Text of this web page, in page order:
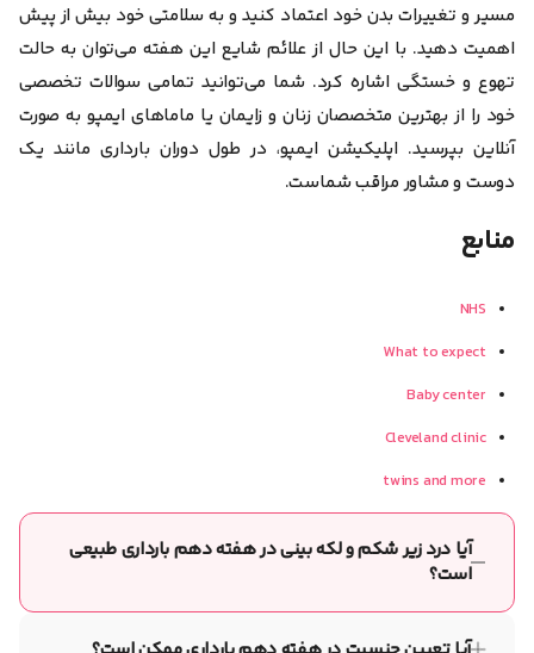
مسیر و تغییرات بدن خود اعتماد کنید و به سلامتی خود بیش از پیش
اهمیت دهید.با این حال از علائم شایع این هفته می‌توان به حالت
تهوع و خستگی اشاره کرد.شما می‌توانید تمامی سوالات تخصصی
خود را از بهترین متخصصان زنان و زایمان یا ماماهای ایمپو به صورت
آنلاین بپرسید. اپلیکیشن ایمپو، در طول دوران بارداری مانند یک
دوست و مشاور مراقب شماست.
منابع
NHS
What to expect
Baby center
Cleveland clinic
twins and more
آیا درد زیر شکم و لکه بینی در هفته دهم بارداری طبیعی
است؟
درد زیر شکم و لکه بینی در هفته دهم بارداری طبیعی نیست و
می‌تواند نشانه‌ای از مشکلات جدی مانند سقط جنین یا سایر عوارض